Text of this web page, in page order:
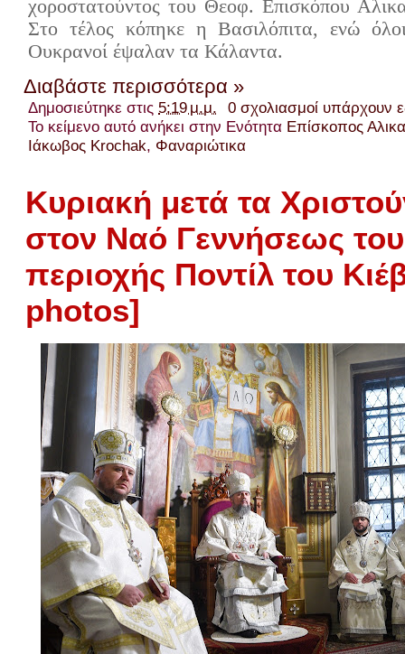
χοροστατούντος του Θεοφ. Επισκόπου
Στο τέλος κόπηκε η Βασιλόπιτα, ενώ όλοι
Ουκρανοί έψαλαν τα Κάλαντα.
Διαβάστε περισσότερα »
Δημοσιεύτηκε στις 5:19 μ.μ.
0 σχολιασμοί υπάρχουν
Το κείμενο αυτό ανήκει στην Ενότητα Επίσκοπος
Ιάκωβος Krochak, Φαναριώτικα
Κυριακή μετά τα
στον Ναό Γεννήσεως
περιοχής Ποντίλ του
photos]